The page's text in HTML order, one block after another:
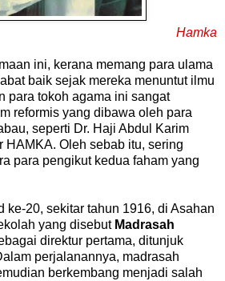
Hamka
ini, kerana memang para ulama
baik sejak mereka menuntut ilmu
para tokoh agama ini sangat
reformis yang dibawa oleh para
seperti Dr. Haji Abdul Karim
HAMKA. Oleh sebab itu, sering
para pengikut kedua faham yang
ke-20, sekitar tahun 1916, di Asahan
yang disebut Madrasah
direktur pertama, ditunjuk
perjalanannya, madrasah
berkembang menjadi salah